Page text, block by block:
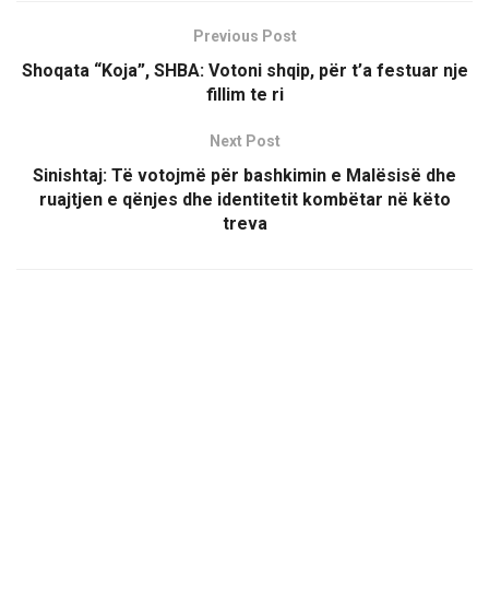
Previous Post
Shoqata “Koja”, SHBA: Votoni shqip, për t’a festuar nje
fillim te ri
Next Post
Sinishtaj: Të votojmë për bashkimin e Malësisë dhe
ruajtjen e qënjes dhe identitetit kombëtar në këto
treva